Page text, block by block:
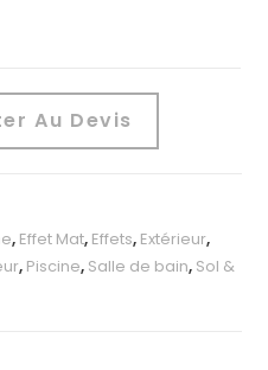
Au Devis
, Effet Mat, Effets, Extérieur,
, Piscine, Salle de bain, Sol &